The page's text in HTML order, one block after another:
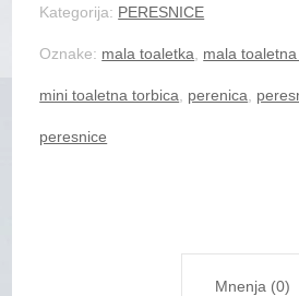
Kategorija: PERESNICE
Oznake: mala toaletka mala
mini toaletna torbica perenica
peresnice
Mnenja (0)